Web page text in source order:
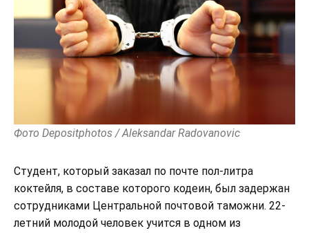
Фото Depositphotos / Aleksandar Radovanovic
Студент, который заказал по почте пол-литра
коктейля, в составе которого кодеин, был задержан
сотрудниками Центральной почтовой таможни. 22-
летний молодой человек учится в одном из